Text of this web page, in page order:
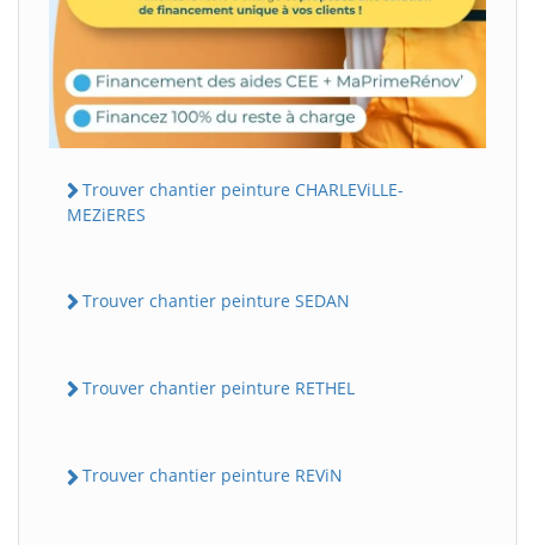
Trouver chantier peinture CHARLEViLLE-
MEZiERES
Trouver chantier peinture SEDAN
Trouver chantier peinture RETHEL
Trouver chantier peinture REViN